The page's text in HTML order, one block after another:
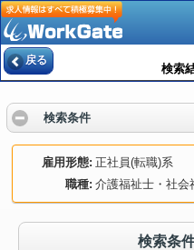
戻る
検索
検索条件
雇用形態 正社員(転職)系
職種 介護福祉士・社会
検索条